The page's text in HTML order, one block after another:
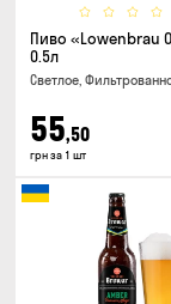
Пиво «Lowenbrau
0.5л
Светлое,
55,50
грн за 1 шт